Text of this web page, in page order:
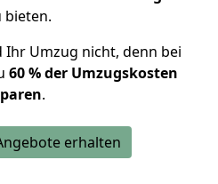
bieten.
Umzug nicht, denn bei
60 % der Umzugskosten
.
erhalten